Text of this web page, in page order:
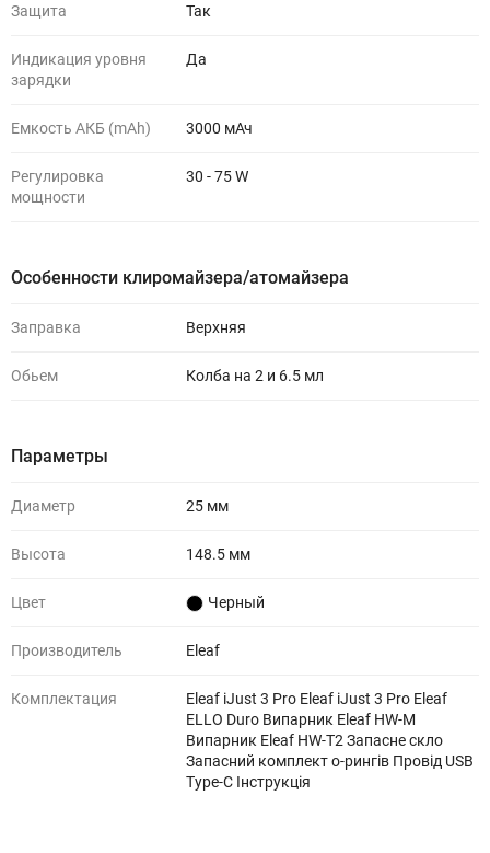
Защита Так
Индикация уровня
зарядки
Да
Емкость АКБ (mAh) 3000 мАч
Регулировка
мощности
30 - 75 W
Особенности клиромайзера/атомайзера
Заправка Верхняя
Обьем Колба на 2 и 6.5 мл
Параметры
Диаметр 25 мм
Высота 148.5 мм
Цвет Черный
Производитель Eleaf
Комплектация
Eleaf iJust 3 Pro Eleaf iJust 3 Pro Eleaf
ELLO Duro Випарник Eleaf HW-M
Випарник Eleaf HW-T2 Запасне скло
Запасний комплект о-рингів Провід USB
Type-C Інструкція